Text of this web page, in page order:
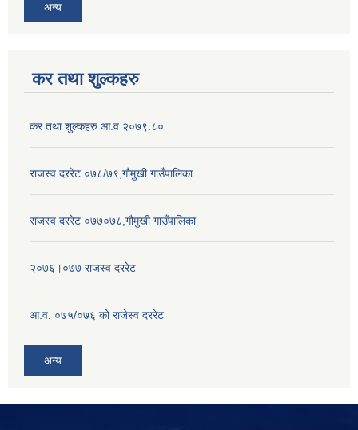
अन्य
कर तथा शुल्कहरु
कर तथा शुल्कहरु आ:व २०७९.८०
राजस्व दररेट ०७८/७९,गौमुखी गाउँपालिका
राजस्व दररेट ०७७०७८,गौमुखी गाउँपालिका
२०७६।०७७ राजस्व दररेट
आ.व. ०७५/०७६ को राजेस्व दररेट
अन्य